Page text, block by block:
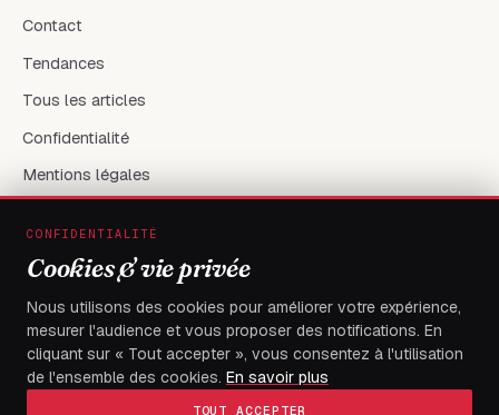
Contact
Tendances
Tous les articles
Confidentialité
Mentions légales
X / Twitter
flambeaudesdemocrates@gmail.com
CONFIDENTIALITÉ
Cookies & vie privée
Nous utilisons des cookies pour améliorer votre expérience,
mesurer l'audience et vous proposer des notifications. En
cliquant sur « Tout accepter », vous consentez à l'utilisation
de l'ensemble des cookies. En savoir plus
TOUT ACCEPTER